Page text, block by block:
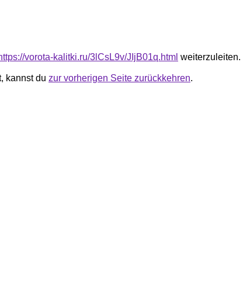
vorota-kalitki.ru/3lCsL9v/JIjB01q.html weiterzuleiten.
kannst du zur vorherigen Seite zurückkehren.